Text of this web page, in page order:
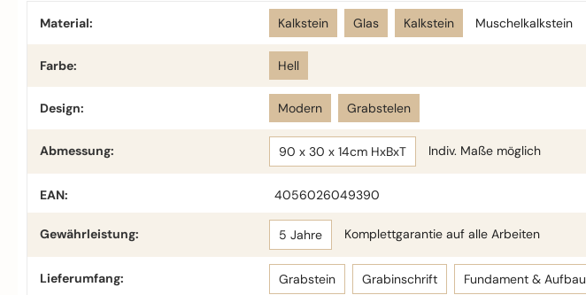
Material: Kalkstein Glas Kalkstein Muschelkalkstein
Farbe: Hell
Design: Modern Grabstelen
Abmessung: 90 x 30 x 14cm HxBxT Indiv. Maße möglich
EAN: 4056026049390
Gewährleistung: 5 Jahre Komplettgarantie auf alle Arbeiten
Lieferumfang: Grabstein Grabinschrift Fundament & Aufbau